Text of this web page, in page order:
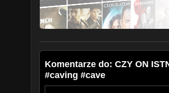
Komentarze do: CZY ON
#caving #cave